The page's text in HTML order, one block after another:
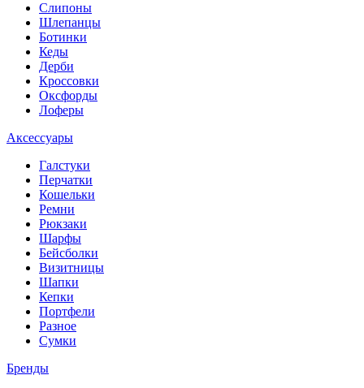
Слипоны
Шлепанцы
Ботинки
Кеды
Дерби
Кроссовки
Оксфорды
Лоферы
Аксессуары
Галстуки
Перчатки
Кошельки
Ремни
Рюкзаки
Шарфы
Бейсболки
Визитницы
Шапки
Кепки
Портфели
Разное
Сумки
Бренды